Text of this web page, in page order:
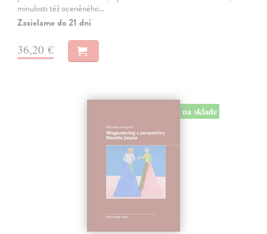
minulosti též oceněného…
Zasielame do 21 dní
36,20 €
na sklade